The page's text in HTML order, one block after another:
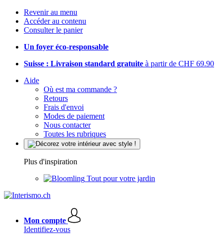
Revenir au menu
Accéder au contenu
Consulter le panier
Un foyer éco-responsable
Suisse : Livraison standard gratuite à partir de CHF 69.90
Aide
Où est ma commande ?
Retours
Frais d'envoi
Modes de paiement
Nous contacter
Toutes les rubriques
Plus d'inspiration
Tout pour votre jardin
Mon compte
Identifiez-vous